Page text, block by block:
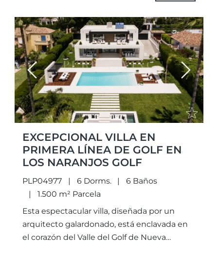
Previous Next
EXCEPCIONAL VILLA EN
PRIMERA LÍNEA DE GOLF EN
LOS NARANJOS GOLF
PLP04977 6 Dorms.
6 Baños
1.500 m² Parcela
Esta espectacular villa, diseñada por un
arquitecto galardonado, está enclavada en
el corazón del Valle del Golf de Nueva